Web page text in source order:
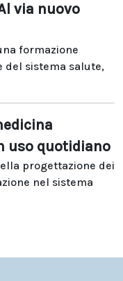
via nuovo
formazione
del sistema salute,
uso quotidiano
progettazione dei
nel sistema